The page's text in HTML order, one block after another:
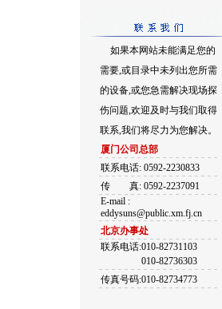
如果本网站未能满足您的
需要,或目录中未列出您所需
的设备,或您急需解决现场探
伤问题,欢迎及时与我们取得
联系,我们将尽力为您解决。
厦门公司总部
联系电话: 0592-2230833
传
真: 0592-2237091
E-mail :
eddysuns@public.xm.fj.cn
北京办事处
联系电话:010-82731103
010-82736303
传真号码:010-82734773